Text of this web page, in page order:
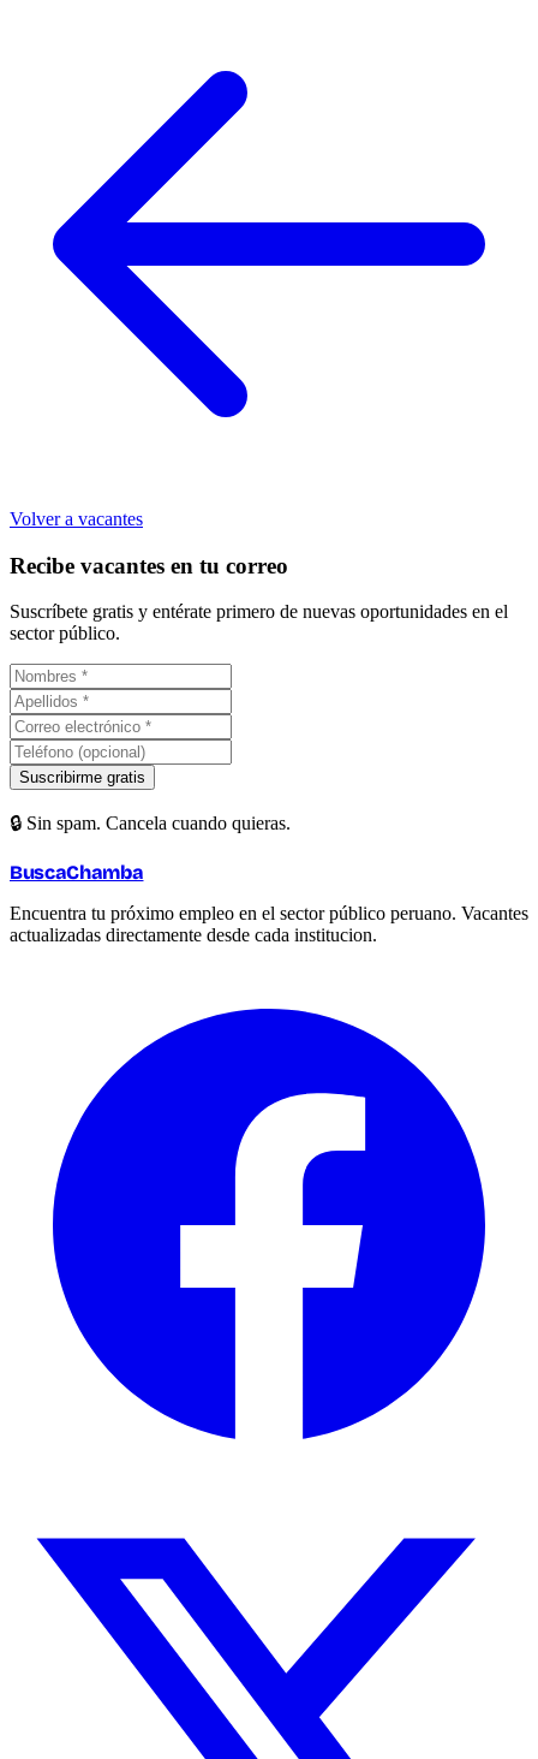
Volver a vacantes
Recibe vacantes en tu correo
Suscríbete gratis y entérate primero de nuevas oportunidades en el
sector público.
Suscribirme gratis
🔒 Sin spam. Cancela cuando quieras.
BuscaChamba
Encuentra tu próximo empleo en el sector público peruano. Vacantes
actualizadas directamente desde cada institucion.